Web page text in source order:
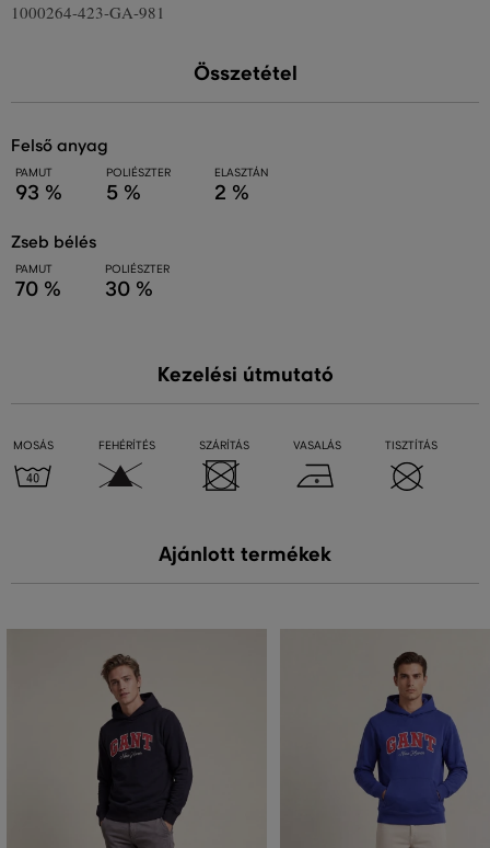
1000264-423-GA-981
Összetétel
felső anyag
PAMUT
93 %
POLIÉSZTER
5 %
ELASZTÁN
2 %
zseb bélés
PAMUT
70 %
POLIÉSZTER
30 %
Kezelési útmutató
MOSÁS FEHÉRÍTÉS SZÁRÍTÁS VASALÁS TISZTÍTÁS
Ajánlott termékek